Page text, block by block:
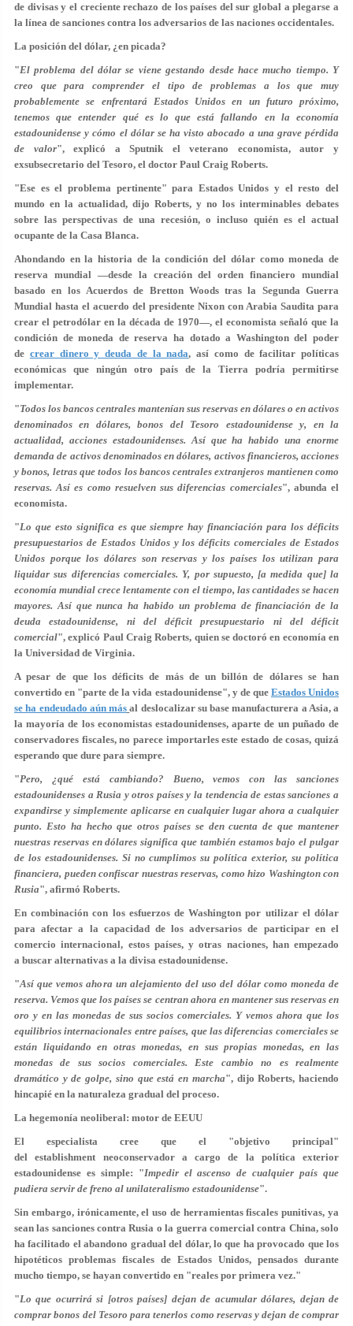
de divisas y el creciente rechazo de los países del sur global a plegarse a
la línea de sanciones contra los adversarios de las naciones occidentales.
La posición del dólar, ¿en picada?
"El problema del dólar se viene gestando desde hace mucho tiempo. Y
creo que para comprender el tipo de problemas a los que muy
probablemente se enfrentará Estados Unidos en un futuro próximo,
tenemos que entender qué es lo que está fallando en la economía
estadounidense y cómo el dólar se ha visto abocado a una grave pérdida
de valor", explicó a Sputnik el veterano economista, autor y
exsubsecretario del Tesoro, el doctor Paul Craig Roberts.
"Ese es el problema pertinente" para Estados Unidos y el resto del
mundo en la actualidad, dijo Roberts, y no los interminables debates
sobre las perspectivas de una recesión, o incluso quién es el actual
ocupante de la Casa Blanca.
Ahondando en la historia de la condición del dólar como moneda de
reserva mundial —desde la creación del orden financiero mundial
basado en los Acuerdos de Bretton Woods tras la Segunda Guerra
Mundial hasta el acuerdo del presidente Nixon con Arabia Saudita para
crear el petrodólar en la década de 1970—, el economista señaló que la
condición de moneda de reserva ha dotado a Washington del poder
de crear dinero y deuda de la nada, así como de facilitar políticas
económicas que ningún otro país de la Tierra podría permitirse
implementar.
"Todos los bancos centrales mantenían sus reservas en dólares o en activos
denominados en dólares, bonos del Tesoro estadounidense y, en la
actualidad, acciones estadounidenses. Así que ha habido una enorme
demanda de activos denominados en dólares, activos financieros, acciones
y bonos, letras que todos los bancos centrales extranjeros mantienen como
reservas. Así es como resuelven sus diferencias comerciales", abunda el
economista.
"Lo que esto significa es que siempre hay financiación para los déficits
presupuestarios de Estados Unidos y los déficits comerciales de Estados
Unidos porque los dólares son reservas y los países los utilizan para
liquidar sus diferencias comerciales. Y, por supuesto, [a medida que] la
economía mundial crece lentamente con el tiempo, las cantidades se hacen
mayores. Así que nunca ha habido un problema de financiación de la
deuda estadounidense, ni del déficit presupuestario ni del déficit
comercial", explicó Paul Craig Roberts, quien se doctoró en economía en
la Universidad de Virginia.
A pesar de que los déficits de más de un billón de dólares se han
convertido en "parte de la vida estadounidense", y de que Estados Unidos
se ha endeudado aún más al deslocalizar su base manufacturera a Asia, a
la mayoría de los economistas estadounidenses, aparte de un puñado de
conservadores fiscales, no parece importarles este estado de cosas, quizá
esperando que dure para siempre.
"Pero, ¿qué está cambiando? Bueno, vemos con las sanciones
estadounidenses a Rusia y otros países y la tendencia de estas sanciones a
expandirse y simplemente aplicarse en cualquier lugar ahora a cualquier
punto. Esto ha hecho que otros países se den cuenta de que mantener
nuestras reservas en dólares significa que también estamos bajo el pulgar
de los estadounidenses. Si no cumplimos su política exterior, su política
financiera, pueden confiscar nuestras reservas, como hizo Washington con
Rusia", afirmó Roberts.
En combinación con los esfuerzos de Washington por utilizar el dólar
para afectar a la capacidad de los adversarios de participar en el
comercio internacional, estos países, y otras naciones, han empezado
a buscar alternativas a la divisa estadounidense.
"Así que vemos ahora un alejamiento del uso del dólar como moneda de
reserva. Vemos que los países se centran ahora en mantener sus reservas en
oro y en las monedas de sus socios comerciales. Y vemos ahora que los
equilibrios internacionales entre países, que las diferencias comerciales se
están liquidando en otras monedas, en sus propias monedas, en las
monedas de sus socios comerciales. Este cambio no es realmente
dramático y de golpe, sino que está en marcha", dijo Roberts, haciendo
hincapié en la naturaleza gradual del proceso.
La hegemonía neoliberal: motor de EEUU
El especialista cree que el "objetivo principal"
del establishment neoconservador a cargo de la política exterior
estadounidense es simple: "Impedir el ascenso de cualquier país que
pudiera servir de freno al unilateralismo estadounidense".
Sin embargo, irónicamente, el uso de herramientas fiscales punitivas, ya
sean las sanciones contra Rusia o la guerra comercial contra China, solo
ha facilitado el abandono gradual del dólar, lo que ha provocado que los
hipotéticos problemas fiscales de Estados Unidos, pensados durante
mucho tiempo, se hayan convertido en "reales por primera vez."
"Lo que ocurrirá si [otros países] dejan de acumular dólares, dejan de
comprar bonos del Tesoro para tenerlos como reservas y dejan de comprar